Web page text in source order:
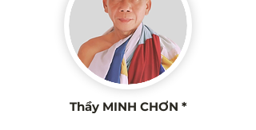
Thầy MINH CHƠN *